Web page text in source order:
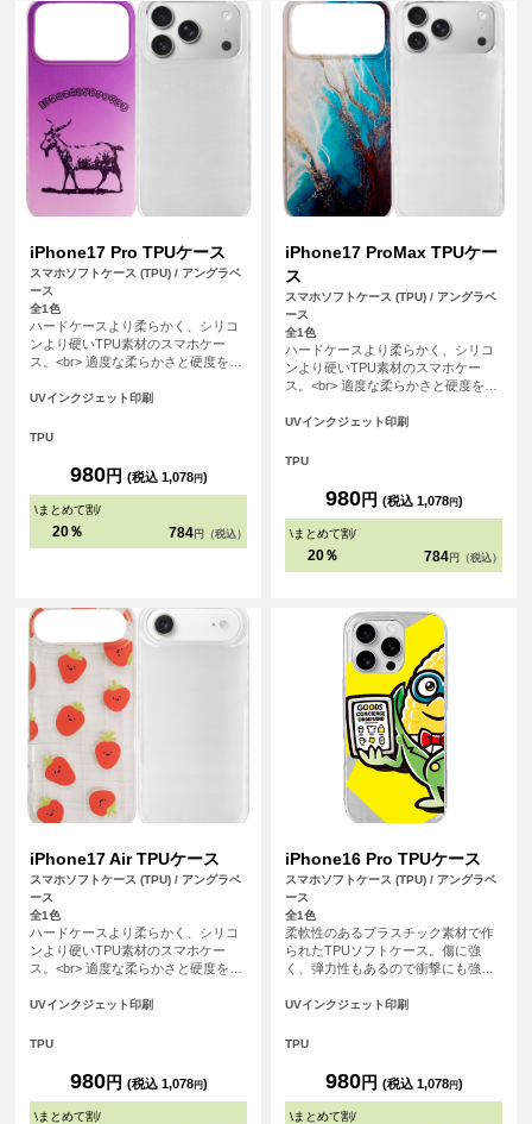
iPhone17 Pro TPUケース
スマホソフトケース (TPU) / アングラベ
ース
全1色
ハードケースより柔らかく、シリコ
ンより硬いTPU素材のスマホケー
ス。<br> 適度な柔らかさと硬度を備
く、スマホを落下の衝撃から保護し
UVインクジェット印刷
TPU
980円 (税込 1,078円)
\まとめて割/
20％ 784 円（税込）
iPhone17 ProMax TPUケー
ス
スマホソフトケース (TPU) / アングラベ
ース
全1色
ハードケースより柔らかく、シリコ
ンより硬いTPU素材のスマホケー
ス。<br> 適度な柔らかさと硬度を備
く、スマホを落下の衝撃から保護し
UVインクジェット印刷
TPU
980円 (税込 1,078円)
\まとめて割/
20％ 784 円（税込）
iPhone17 Air TPUケース
スマホソフトケース (TPU) / アングラベ
ース
全1色
ハードケースより柔らかく、シリコ
ンより硬いTPU素材のスマホケー
ス。<br> 適度な柔らかさと硬度を備
く、スマホを落下の衝撃から保護し
UVインクジェット印刷
TPU
980円 (税込 1,078円)
\まとめて割/
iPhone16 Pro TPUケース
スマホソフトケース (TPU) / アングラベ
ース
全1色
柔軟性のあるプラスチック素材で作
られたTPUソフトケース。傷に強
く、弾力性もあるので衝撃にも強
ます。
UVインクジェット印刷
TPU
980円 (税込 1,078円)
\まとめて割/